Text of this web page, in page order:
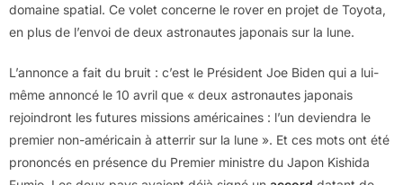
domaine spatial. Ce volet concerne le rover en projet de Toyota,
en plus de l’envoi de deux astronautes japonais sur la lune.
L’annonce a fait du bruit : c’est le Président Joe Biden qui a lui-
même annoncé le 10 avril que « deux astronautes japonais
rejoindront les futures missions américaines : l’un deviendra le
premier non-américain à atterrir sur la lune ». Et ces mots ont été
prononcés en présence du Premier ministre du Japon Kishida